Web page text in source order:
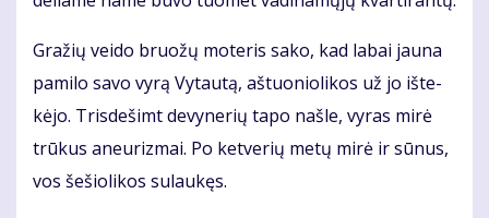
Gra­žių vei­do bruo­žų mo­te­ris sa­ko, kad la­bai jau­na
pa­mi­lo sa­vo vy­rą Vy­tau­tą, aš­tuo­nio­li­kos už jo iš­te­
kė­jo. Tris­de­šimt de­vy­ne­rių ta­po naš­le, vy­ras mi­rė
trū­kus aneu­riz­mai. Po ket­ve­rių me­tų mi­rė ir sū­nus,
vos še­šio­li­kos su­lau­kęs.